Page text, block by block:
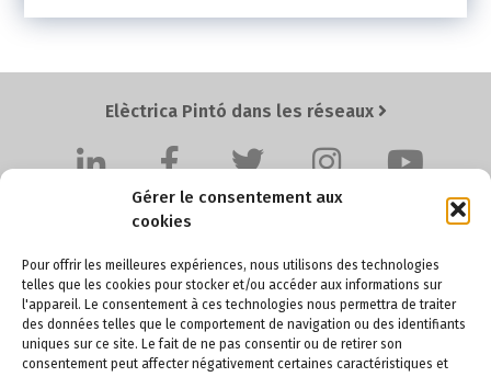
Gérer le consentement aux
cookies
Pour offrir les meilleures expériences, nous utilisons des technologies
telles que les cookies pour stocker et/ou accéder aux informations sur
l'appareil. Le consentement à ces technologies nous permettra de traiter
des données telles que le comportement de navigation ou des identifiants
uniques sur ce site. Le fait de ne pas consentir ou de retirer son
consentement peut affecter négativement certaines caractéristiques et
Elèctrica Pintó dans les réseaux
Elèctrica Pintó SL
Pol. Ind. Santa Anna I, Ctra. BV-4511 Km. 4,2